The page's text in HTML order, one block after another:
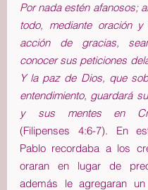
Por nada estén afanosos;
todo, mediante oración
acción de gracias,
conocer sus peticiones
Y la paz de Dios, que
entendimiento, guardará
y sus mentes en
(Filipenses 4:6-7). En
Pablo recordaba a los
oraran en lugar de
además le agregaran un